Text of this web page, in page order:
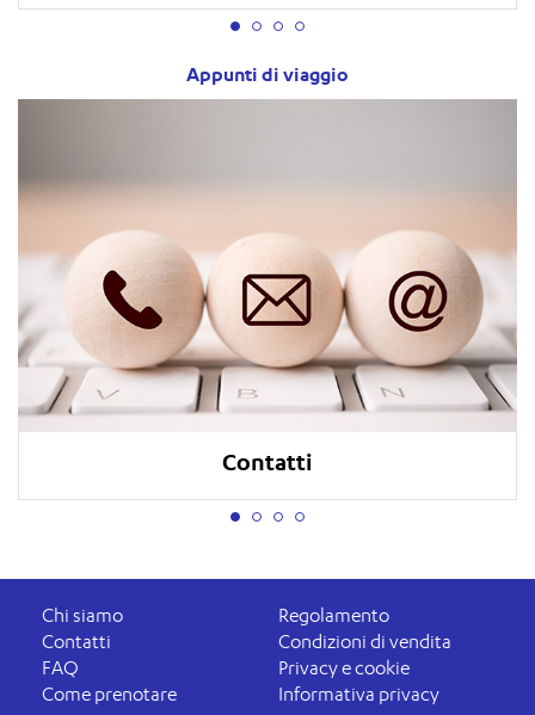
Appunti di viaggio
Contatti
Chi siamo
Contatti
FAQ
Come prenotare
Regolamento
Condizioni di vendita
Privacy e cookie
Informativa privacy